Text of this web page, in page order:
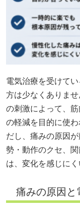
電気治療を受けて
方は少なくありま
の刺激によって、
の軽減を目的に使
だし、痛みの原因
勢・動作のクセ、
は、変化を感じにく
痛みの原因と